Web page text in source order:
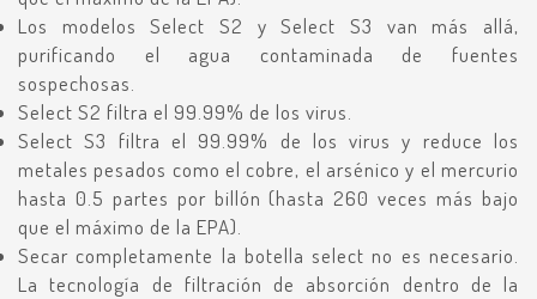
Los modelos Select S2 y Select S3 van más allá,
purificando el agua contaminada de fuentes
sospechosas.
Select S2 filtra el 99.99% de los virus.
Select S3 filtra el 99.99% de los virus y reduce los
metales pesados ​​como el cobre, el arsénico y el mercurio
hasta 0.5 partes por billón (hasta 260 veces más bajo
que el máximo de la EPA).
Secar completamente la botella select no es necesario.
La tecnología de filtración de absorción dentro de la